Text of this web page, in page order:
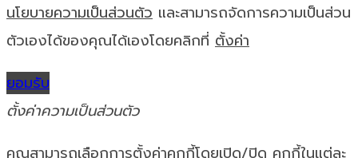
นโยบายความเป็นส่วนตัว และสามารถจัดการความเป็นส่วน
ตัวเองได้ของคุณได้เองโดยคลิกที่ ตั้งค่า
ยอมรับ
ตั้งค่าความเป็นส่วนตัว